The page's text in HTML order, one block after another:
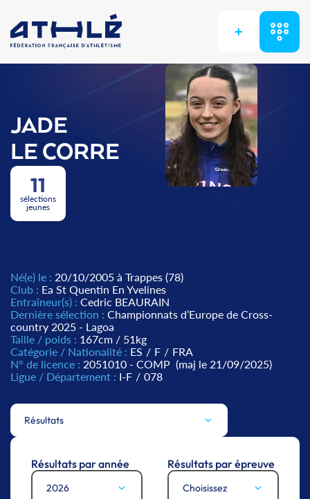
+
JADE
LE CORRE
11
sélections
jeunes
Né(e) le : 20/10/2005 à Trappes (78)
Club : Ea St Quentin En Yvelines
Entraîneur(s) : Cedric BEAURAIN
Dernière sélection : Championnats d’Europe de Cross-
country 2025 - Lagoa
Taille / poids : 167cm / 51kg
Catégorie / Nationalité : ES / F / FRA
N° de licence : 2051010 - COMP (maj le 21/09/2025)
Ligue / Département : I-F / 078
Résultats
Résultats par année
2026
Résultats par épreuve
Choisissez